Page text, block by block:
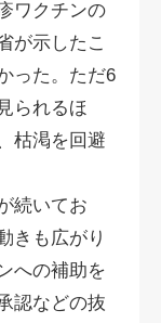
ワクチンの
が示したこ
った。ただ6
られるほ
枯渇を回避
続いてお
きも広がり
への補助を
認などの抜